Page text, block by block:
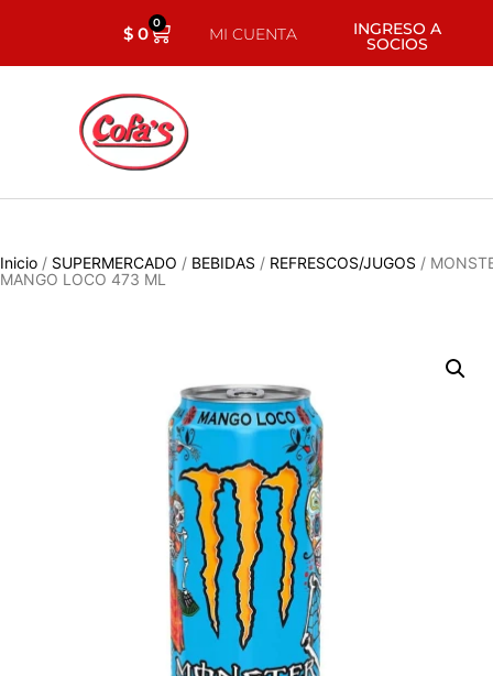
$0 0
MI CUENTA INGRESO A
SOCIOS
Inicio / SUPERMERCADO / BEBIDAS / REFRESCOS/JUGOS /
MANGO LOCO 473 ML